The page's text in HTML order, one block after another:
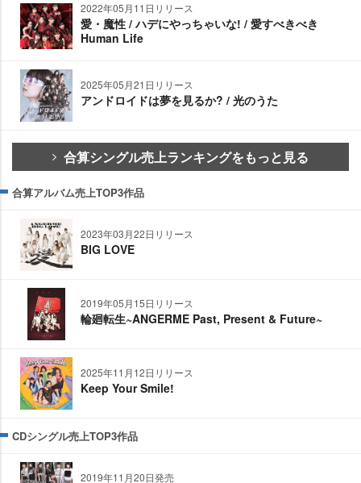
2022年05月11日リリース
愛・魔性 / ハデにやっちゃいな! / 愛すべきべき
Human Life
2025年05月21日リリース
アンドロイドは夢を見るか? / 光のうた
合算シングル売上ランキングをもっと見る
合算アルバム売上TOP3作品
2023年03月22日リリース
BIG LOVE
2019年05月15日リリース
輪廻転生~ANGERME Past, Present & Future~
2025年11月12日リリース
Keep Your Smile!
CDシングル売上TOP3作品
2019年11月20日発売